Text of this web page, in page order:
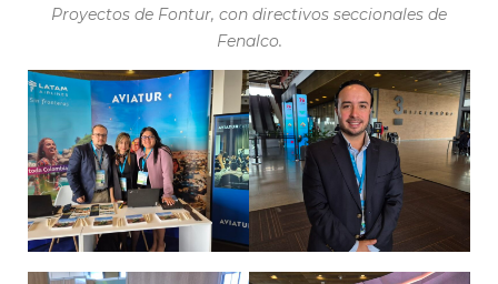
Proyectos de Fontur, con directivos seccionales de
Fenalco.